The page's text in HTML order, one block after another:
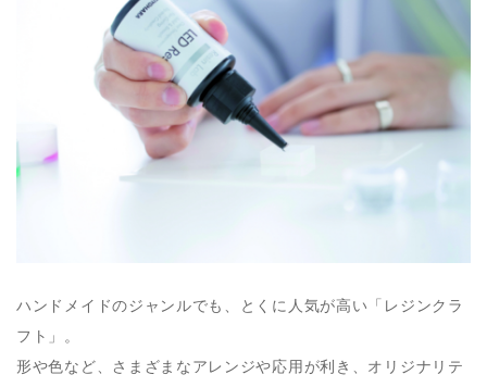
ハンドメイドのジャンルでも、とくに人気が高い「レジンクラ
フト」。
形や色など、さまざまなアレンジや応用が利き、オリジナリテ